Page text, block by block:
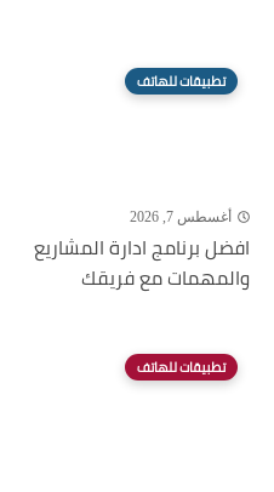
تطبيقات للهاتف
أغسطس 7, 2026
افضل برنامج ادارة المشاريع
والمهمات مع فريقك
تطبيقات للهاتف